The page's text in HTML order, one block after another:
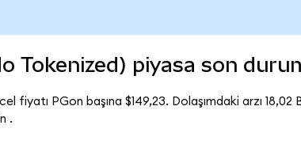
Tokenized) piyasa son
fiyatı PGon başına $149,23. Dolaşımdaki arzı
.